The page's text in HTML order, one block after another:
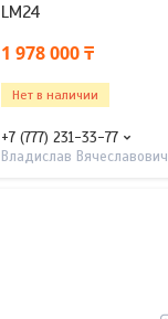
LM24
1 978 000 ₸
Нет в наличии
+7 (777) 231-33-77
Владислав Вячеславович